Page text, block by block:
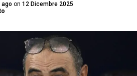
on 12 Dicembre 2025